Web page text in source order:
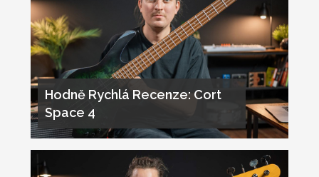
Hodně Rychlá Recenze: Cort
Space 4